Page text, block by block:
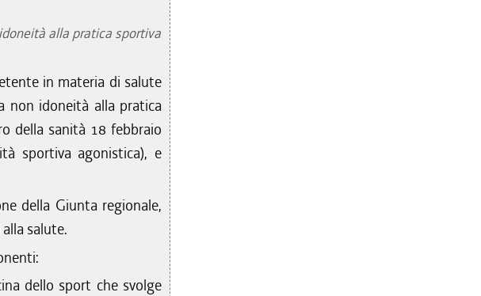
alla pratica sportiva
in materia di salute
non idoneità alla pratica
della sanità 18 febbraio
sportiva agonistica), e
della Giunta regionale,
salute.
dello sport che svolge